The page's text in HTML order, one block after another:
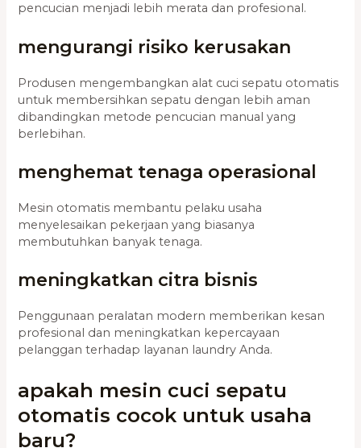
pencucian menjadi lebih merata dan profesional.
mengurangi risiko kerusakan
Produsen mengembangkan alat cuci sepatu otomatis
untuk membersihkan sepatu dengan lebih aman
dibandingkan metode pencucian manual yang
berlebihan.
menghemat tenaga operasional
Mesin otomatis membantu pelaku usaha
menyelesaikan pekerjaan yang biasanya
membutuhkan banyak tenaga.
meningkatkan citra bisnis
Penggunaan peralatan modern memberikan kesan
profesional dan meningkatkan kepercayaan
pelanggan terhadap layanan laundry Anda.
apakah mesin cuci sepatu
otomatis cocok untuk usaha
baru?